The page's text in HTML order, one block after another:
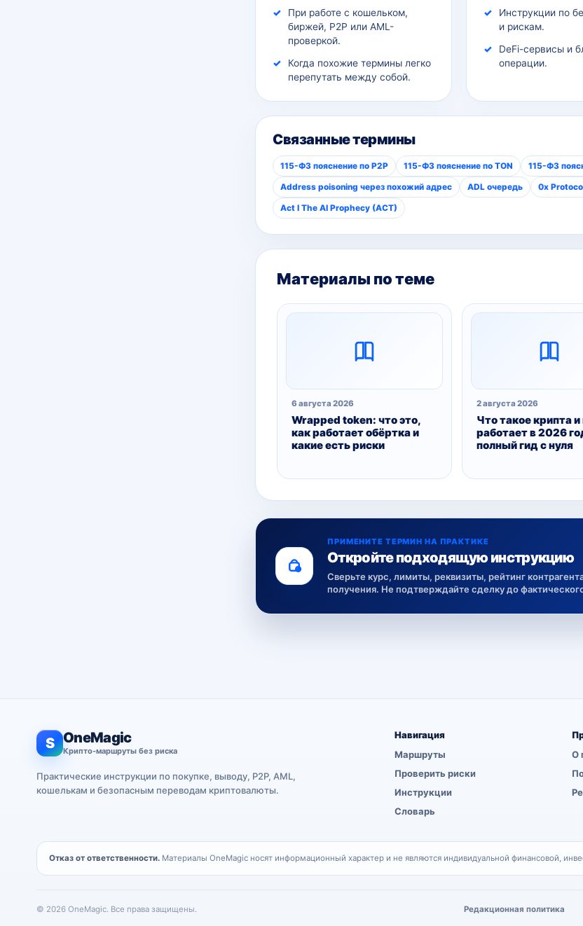
При работе с кошельком,
биржей, P2P или AML-
проверкой.
Когда похожие термины легко
перепутать между собой.
Инструкции по
и рискам.
DeFi-сервисы и
операции.
Связанные термины
115-ФЗ пояснение по P2P 115-ФЗ пояснение по TON 115-ФЗ
Address poisoning через похожий адрес ADL очередь 0x
Act I The AI Prophecy (ACT)
Материалы по теме
6 августа 2026
Wrapped token: что это,
как работает обёртка и
какие есть риски
2 августа 2026
Что такое крипта и
работает в 2026
полный гид с нуля
ПРИМЕНИТЕ ТЕРМИН НА ПРАКТИКЕ
Откройте подходящую инструкцию
Сверьте курс, лимиты, реквизиты, рейтинг
получения. Не подтверждайте сделку до
S OneMagic
Крипто-маршруты без риска
Практические инструкции по покупке, выводу, P2P, AML,
кошелькам и безопасным переводам криптовалюты.
Навигация
Маршруты
Проверить риски
Инструкции
Словарь
О
Отказ от ответственности. Материалы OneMagic носят информационный характер и не являются индивидуальной финансовой,
© 2026 OneMagic. Все права защищены. Редакционная политика